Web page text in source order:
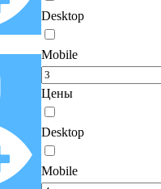
Desktop
Mobile
Цены
Desktop
Mobile